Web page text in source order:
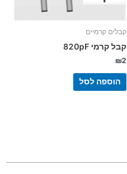
קבלים קרמיים
קבל קרמי 820pF
₪2
הוספה לסל